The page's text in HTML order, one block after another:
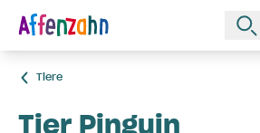
Tiere
Tier Pinguin